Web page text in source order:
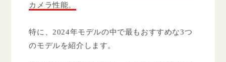
カメラ性能。
特に、2024年モデルの中で最もおすすめな3つ
のモデルを紹介します。